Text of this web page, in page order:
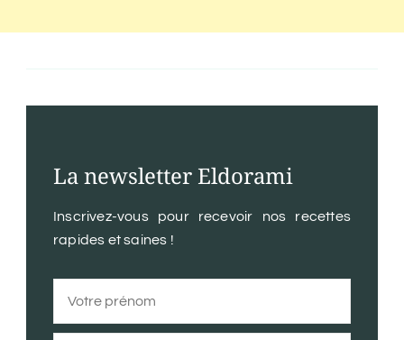
La newsletter Eldorami
Inscrivez-vous pour recevoir nos recettes
rapides et saines !